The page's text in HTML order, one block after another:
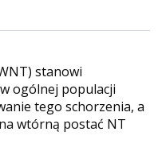
stanowi
ogólnej populacji
tego schorzenia, a
wtórną postać NT